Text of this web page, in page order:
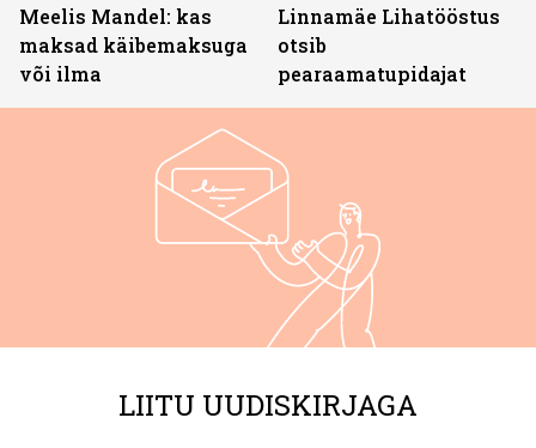
Meelis Mandel: kas
maksad käibemaksuga
või ilma
Linnamäe Lihatööstus
otsib
pearaamatupidajat
LIITU UUDISKIRJAGA